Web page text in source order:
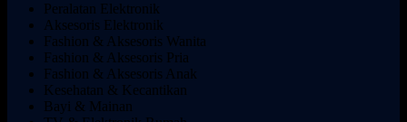
Peralatan Elektronik
Aksesoris Elektronik
Fashion & Aksesoris Wanita
Fashion & Aksesoris Pria
Fashion & Aksesoris Anak
Kesehatan & Kecantikan
Bayi & Mainan